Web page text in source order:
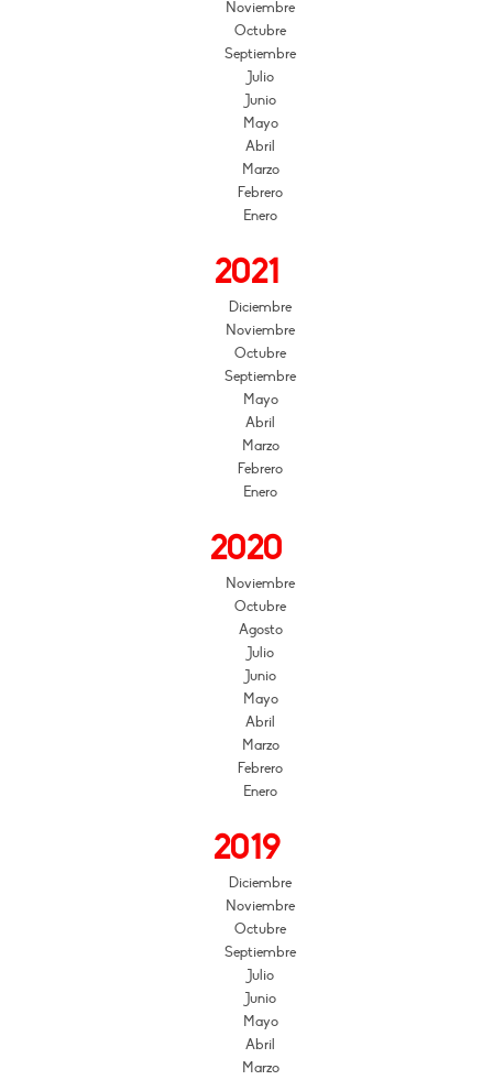
Noviembre
Octubre
Septiembre
Julio
Junio
Mayo
Abril
Marzo
Febrero
Enero
2021
Diciembre
Noviembre
Octubre
Septiembre
Mayo
Abril
Marzo
Febrero
Enero
2020
Noviembre
Octubre
Agosto
Julio
Junio
Mayo
Abril
Marzo
Febrero
Enero
2019
Diciembre
Noviembre
Octubre
Septiembre
Julio
Junio
Mayo
Abril
Marzo